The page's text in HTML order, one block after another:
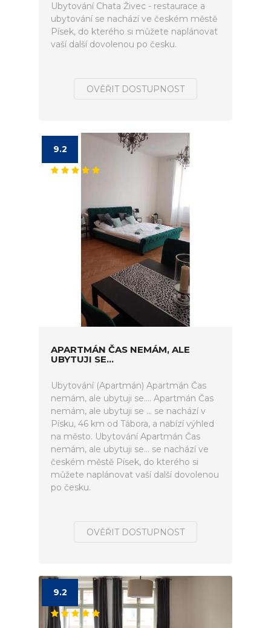
Ubytování Chata Živec - restaurace a
ubytování se nachází ve českém městě
Písek, do kterého si můžete naplánovat
vaší další dovolenou po česku.
OVĚŘIT DOSTUPNOST
9.2
APARTMÁN ČAS NEMÁM, ALE
UBYTUJI SE...
Ubytování (Apartmán) Apartmán Čas
nemám, ale ubytuji se.... Apartmán Čas
nemám, ale ubytuji se ... se nachází v
Písku, 46 km od Tábora, a nabízí výhled
na město. Ubytování Apartmán Čas
nemám, ale ubytuji se... se nachází ve
českém městě Písek, do kterého si
můžete naplánovat vaší další dovolenou
po česku.
OVĚŘIT DOSTUPNOST
9.2